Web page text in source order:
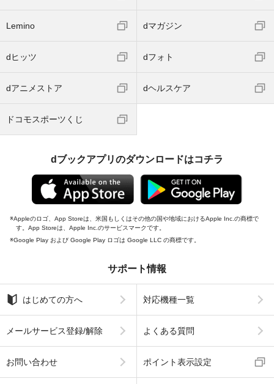
Lemino dマガジン
dヒッツ dフォト
dアニメストア dヘルスケア
ドコモスポーツくじ
dブックアプリのダウンロードはコチラ
Appleのロゴ、App Storeは、米国もしくはその他の国や地域におけるApple Inc.の商標で
す。App Storeは、Apple Inc.のサービスマークです。
Google Play および Google Play ロゴは Google LLC の商標です。
サポート情報
はじめての方へ 対応機種一覧
メールサービス登録/解除 よくある質問
お問い合わせ ポイント表示設定